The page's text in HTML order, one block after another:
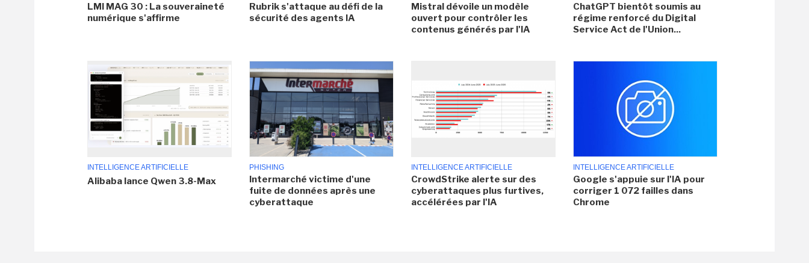
LMI MAG 30 : La souveraineté
numérique s'affirme
Rubrik s'attaque au défi de la
sécurité des agents IA
Mistral dévoile un modèle
ouvert pour contrôler les
contenus générés par l'IA
ChatGPT bientôt soumis au
régime renforcé du Digital
Service Act de l'Union...
INTELLIGENCE ARTIFICIELLE
Alibaba lance Qwen 3.8-Max
PHISHING
Intermarché victime d'une
fuite de données après une
cyberattaque
INTELLIGENCE ARTIFICIELLE
CrowdStrike alerte sur des
cyberattaques plus furtives,
accélérées par l'IA
INTELLIGENCE ARTIFICIELLE
Google s'appuie sur l'IA pour
corriger 1 072 failles dans
Chrome